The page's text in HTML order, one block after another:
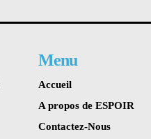
Menu
Accueil
A propos de ESPOIR
Contactez-Nous